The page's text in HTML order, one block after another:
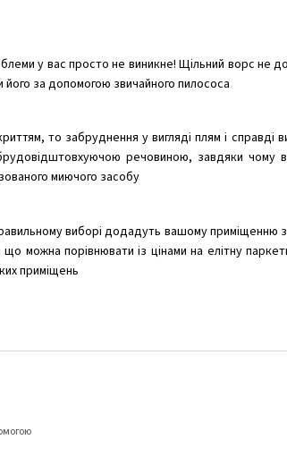
у вас просто не виникне! Щільний ворс не
за допомогою звичайного пилососа
то забруднення у вигляді плям і справді
речовиною, завдяки
миючого засобу
виборі додадуть вашому
можна порівнювати із цінами на елітну
приміщень